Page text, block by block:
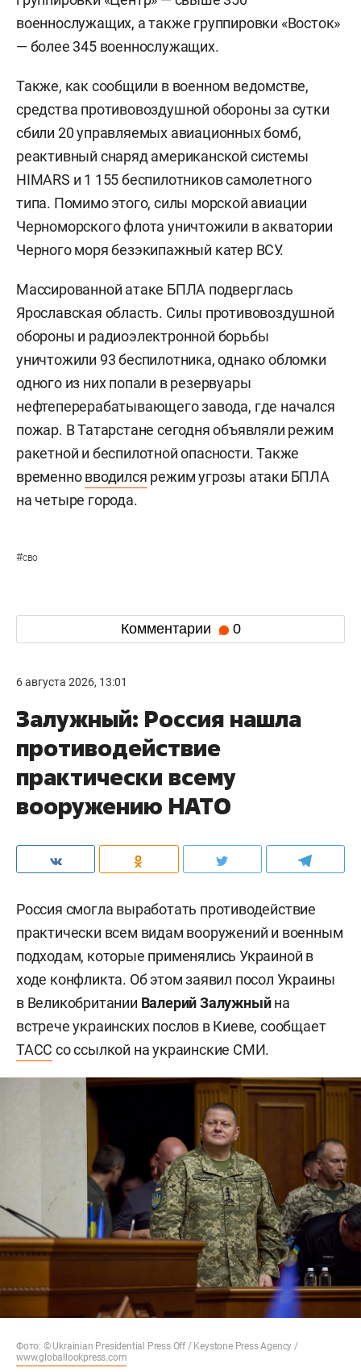
военнослужащих, а также группировки «Восток»
— более 345 военнослужащих.
Также, как сообщили в военном ведомстве,
средства противовоздушной обороны за сутки
сбили 20 управляемых авиационных бомб,
реактивный снаряд американской системы
HIMARS и 1 155 беспилотников самолетного
типа. Помимо этого, силы морской авиации
Черноморского флота уничтожили в акватории
Черного моря безэкипажный катер ВСУ.
Массированной атаке БПЛА подверглась
Ярославская область. Силы противовоздушной
обороны и радиоэлектронной борьбы
уничтожили 93 беспилотника, однако обломки
одного из них попали в резервуары
нефтеперерабатывающего завода, где начался
пожар. В Татарстане сегодня объявляли режим
ракетной и беспилотной опасности. Также
временновводился режим угрозы атаки БПЛА
на четыре города.
#сво
Комментарии 0
6 августа 2026, 13:01
Залужный: Россия нашла
противодействие
практически всему
вооружению НАТО
Россия смогла выработать противодействие
практически всем видам вооружений и военным
подходам, которые применялись Украиной в
ходе конфликта. Об этом заявил посол Украины
в Великобритании Валерий Залужныйна
встрече украинских послов в Киеве, сообщает
ТАСС со ссылкой на украинские СМИ.
Фото: © Ukrainian Presidential Press Off / Keystone Press Agency /
www.globallookpress.com